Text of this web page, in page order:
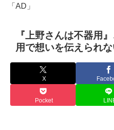
「AD」
『上野さんは不器用
用で想いを伝えられな
X
Pocket